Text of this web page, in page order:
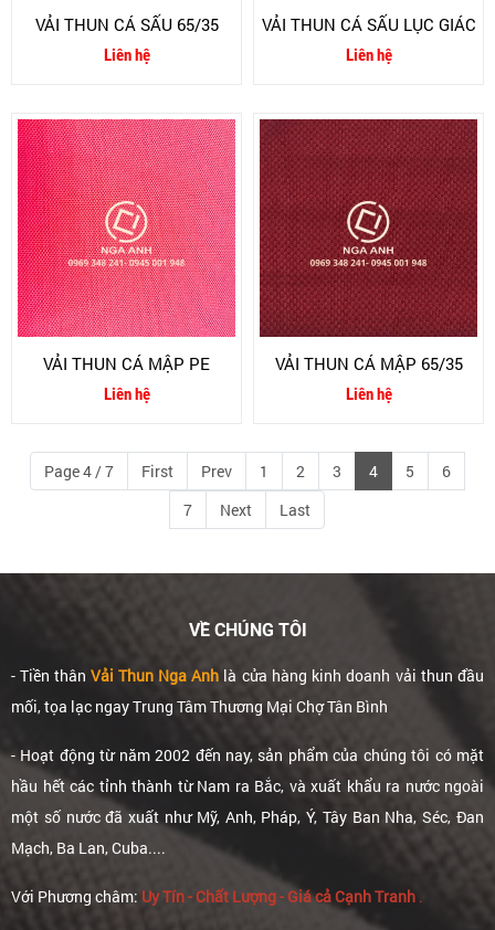
VẢI THUN CÁ SẤU 65/35
Liên hệ
VẢI THUN CÁ SẤU LỤC GIÁC
Liên hệ
VẢI THUN CÁ MẬP PE
Liên hệ
VẢI THUN CÁ MẬP 65/35
Liên hệ
Page 4 / 7 First Prev 1 2 3 4 5
6
7
Next Last
VỀ CHÚNG TÔI
- Tiền thân Vải Thun Nga Anh là cửa hàng kinh doanh vải thun đầu
mối, tọa lạc ngay Trung Tâm Thương Mại Chợ Tân Bình
- Hoạt động từ năm 2002 đến nay, sản phẩm của chúng tôi có mặt
hầu hết các tỉnh thành từ Nam ra Bắc, và xuất khẩu ra nước ngoài
một số nước đã xuất như Mỹ, Anh, Pháp, Ý, Tây Ban Nha, Séc, Đan
Mạch, Ba Lan, Cuba....
Với Phương châm: Uy Tín - Chất Lượng - Giá cả Cạnh Tranh .